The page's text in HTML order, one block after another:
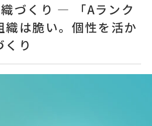
づくり ― 「Aランク
織は脆い。個性を活か
くり